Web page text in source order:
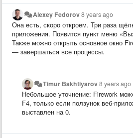
Alexey Fedorov8 years ago
Она есть, скоро откроем. Три раза
приложения. Появится пункт меню
Также можно открыть основное окно
— завершаться все процессы.
Timur Bakhtiyarov8 years ago
Небольшое уточнение: Firework
F4, только если ползунок веб-
выставлен на 0.